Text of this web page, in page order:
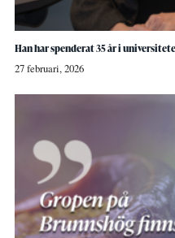
Han har spenderat 35 år i
27 februari, 2026